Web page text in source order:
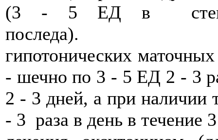
(3 - 5 ЕД в стенку
последа).
гипотонических
- шечно по 3 - 5 ЕД 2 - 3
2 - 3 дней, а при наличии
- 3 раза в день в